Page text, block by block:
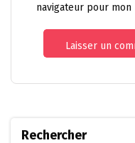
navigateur pour mon
Rechercher